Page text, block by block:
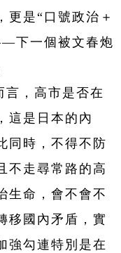
更是“口號政治＋
下一個被文春炮
言，高市是否在
這是日本的內
同時，不得不防
不走尋常路的高
生命，會不會不
移國內矛盾，實
強勾連特別是在